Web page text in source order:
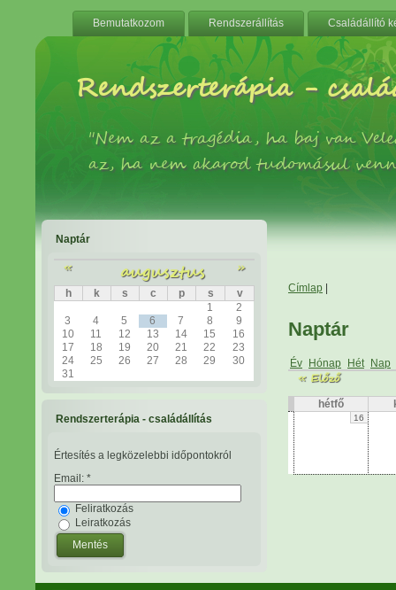
Bemutatkozom Rendszerállítás Családállító
Rendszerterápia -
"Nem az a tragédia, ha baj van
az, ha nem akarod tudomásul
Naptár
« augusztus »
h k s c p s
v
1
2
3
4 5 6 7 8
9
10
11 12 13 14 15
16
17
18 19 20 21 22
23
24
25 26 27 28 29
30
31
Rendszerterápia - családállítás
Értesítés a legközelebbi időpontokról
Email: *
Feliratkozás
Leiratkozás
Címlap
Naptár
Év Hónap Hét Nap
« Előző
hétfő
16